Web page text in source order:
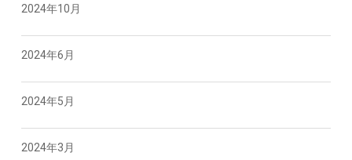
2024年10月
2024年6月
2024年5月
2024年3月